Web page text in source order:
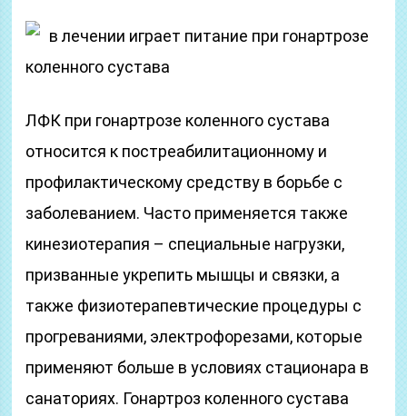
в лечении играет питание при гонартрозе
коленного сустава
ЛФК при гонартрозе коленного сустава
относится к постреабилитационному и
профилактическому средству в борьбе с
заболеванием. Часто применяется также
кинезиотерапия – специальные нагрузки,
призванные укрепить мышцы и связки, а
также физиотерапевтические процедуры с
прогреваниями, электрофорезами, которые
применяют больше в условиях стационара в
санаториях. Гонартроз коленного сустава